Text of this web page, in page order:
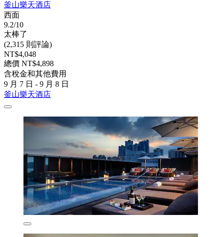
釜山樂天酒店
西面
9.2/10
太棒了
(2,315 則評論)
NT$4,048
總價 NT$4,898
含稅金和其他費用
9 月 7 日 - 9 月 8 日
釜山樂天酒店